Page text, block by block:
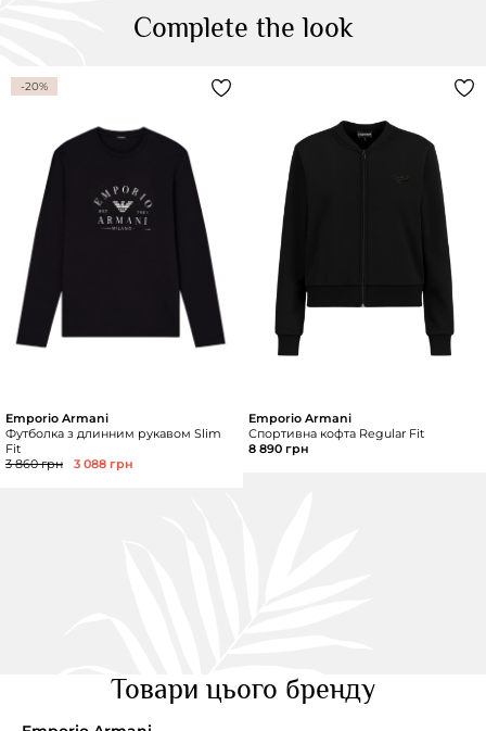
Complete the look
-20%
Emporio Armani
Футболка з длинним рукавом Slim
Fit
3 860 грн
3 088 грн
Emporio Armani
Спортивна кофта Regular Fit
8 890 грн
Товари цього бренду